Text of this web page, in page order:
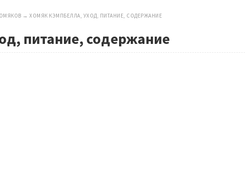
→ ХОМЯК КЭМПБЕЛЛА, УХОД, ПИТАНИЕ, СОДЕРЖАНИЕ
питание, содержание